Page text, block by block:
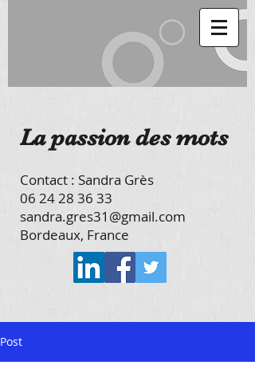
​La passion des mots
Contact : Sandra Grès
06 24 28 36 33
sandra.gres31@gmail.com
Bordeaux, France
Post